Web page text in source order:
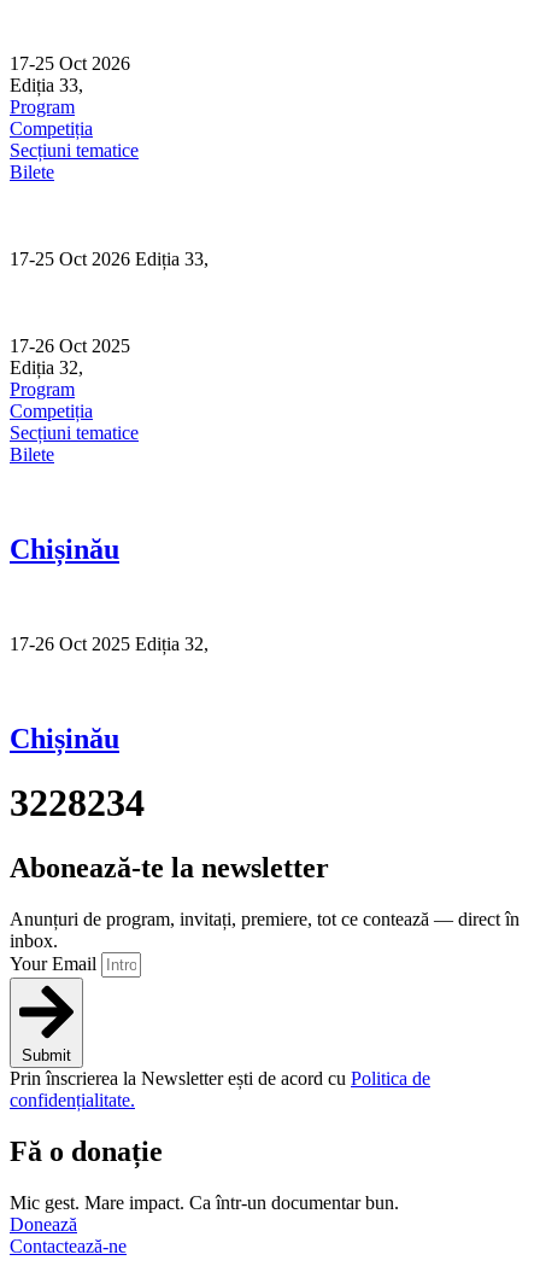
content
17-25 Oct 2026
Ediția 33,
Program
Competiția
Secțiuni tematice
Bilete
17-25 Oct 2026 Ediția 33,
17-26 Oct 2025
Ediția 32,
Program
Competiția
Secțiuni tematice
Bilete
Chișinău
17-26 Oct 2025 Ediția 32,
Chișinău
3228234
Abonează-te la newsletter
Anunțuri de program, invitați, premiere, tot ce contează — direct în
inbox.
Your Email
Submit
Prin înscrierea la Newsletter ești de acord cu Politica de
confidențialitate.
Fă o donație
Mic gest. Mare impact. Ca într-un documentar bun.
Donează
Contactează-ne